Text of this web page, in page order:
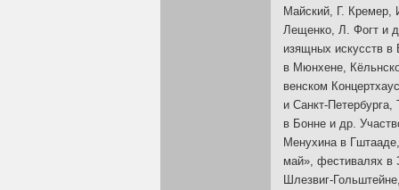
Майский, Г. Кремер,
Лещенко, Л. Фогт и
изящных искусств
в Мюнхене,
венском
и Санкт-Петербурга
в Бонне и др.
Менухина в
май», фестивалях в
Шлезвиг-Гольштейне